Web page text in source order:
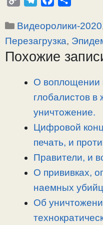
p
y
L
l
e
g
a
c
e
b
п
р
а
Рубрики
Видеоролики-2020
Перезагрузка,
Похожие
О воплощении
глобалистов в
уничтожение.
Цифровой
печать, и
Правители, и
О прививках,
наемных
Об